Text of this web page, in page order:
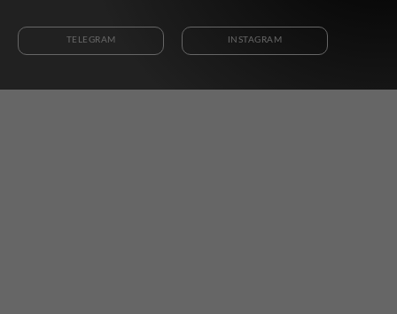
TELEGRAM INSTAGRAM